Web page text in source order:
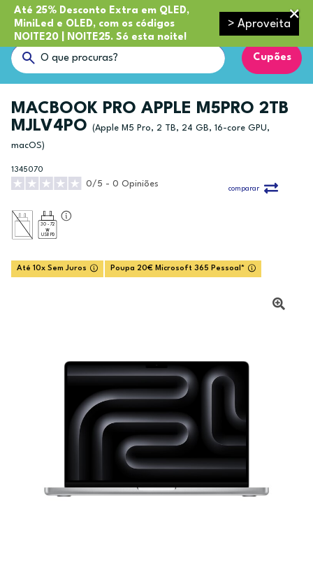
Até 25% Desconto Extra em QLED,
MiniLed e OLED, com os códigos
NOITE20 | NOITE25. Só esta noite!
> Aproveita
Cupões
MACBOOK PRO APPLE M5PRO 2TB
MJLV4PO
(Apple M5 Pro, 2 TB, 24 GB, 16-core GPU,
macOS)
1345070
0/5 - 0 Opiniões
comparar
30 - 72
USB PD
Até 10x Sem Juros Poupa 20€ Microsoft 365 Pessoal*